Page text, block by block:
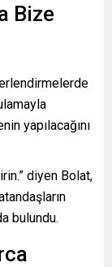
Bize
yapılacağını
diyen Bolat,
bulundu.